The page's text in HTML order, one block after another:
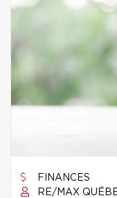
FINANCES
RE/MAX